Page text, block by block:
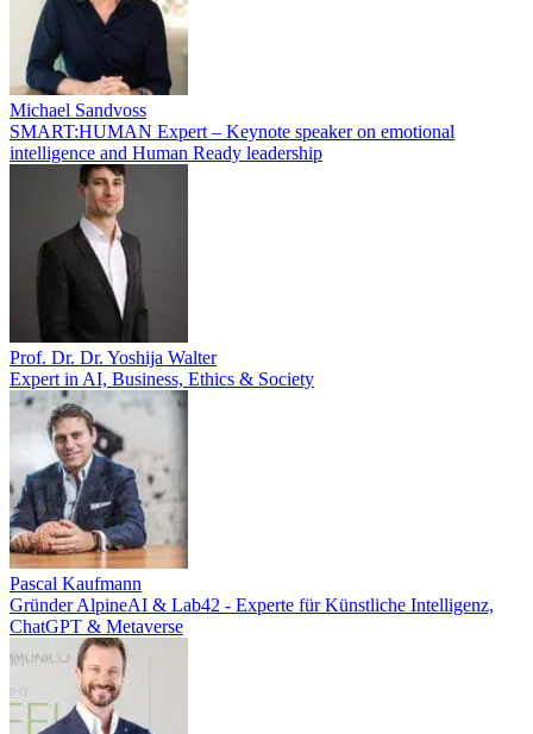
Michael Sandvoss
SMART:HUMAN Expert – Keynote speaker on emotional
intelligence and Human Ready leadership
Prof. Dr. Dr. Yoshija Walter
Expert in AI, Business, Ethics & Society
Pascal Kaufmann
Gründer AlpineAI & Lab42 - Experte für Künstliche Intelligenz,
ChatGPT & Metaverse